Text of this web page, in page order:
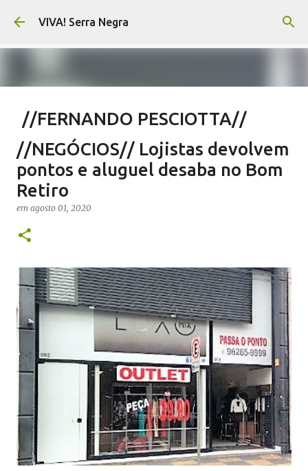
Pular para o conteúdo principal
VIVA! Serra Negra
//FERNANDO PESCIOTTA//
Encurtando caminho
em FERNANDO PESCIOTTA
NOTÍCIAS SERRA NEGRA
0
//NEGÓCIOS// Lojistas devolvem
pontos e aluguel desaba no Bom
Retiro
em agosto 01, 2020